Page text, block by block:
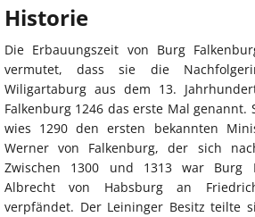
Historie
Die Erbauungszeit von Burg
vermutet, dass sie die
Wiligartaburg aus dem 13.
Falkenburg 1246 das erste Mal genannt.
wies 1290 den ersten bekannten
Werner von Falkenburg, der sich
Zwischen 1300 und 1313 war Burg
Albrecht von Habsburg an
verpfändet. Der Leininger Besitz teilte